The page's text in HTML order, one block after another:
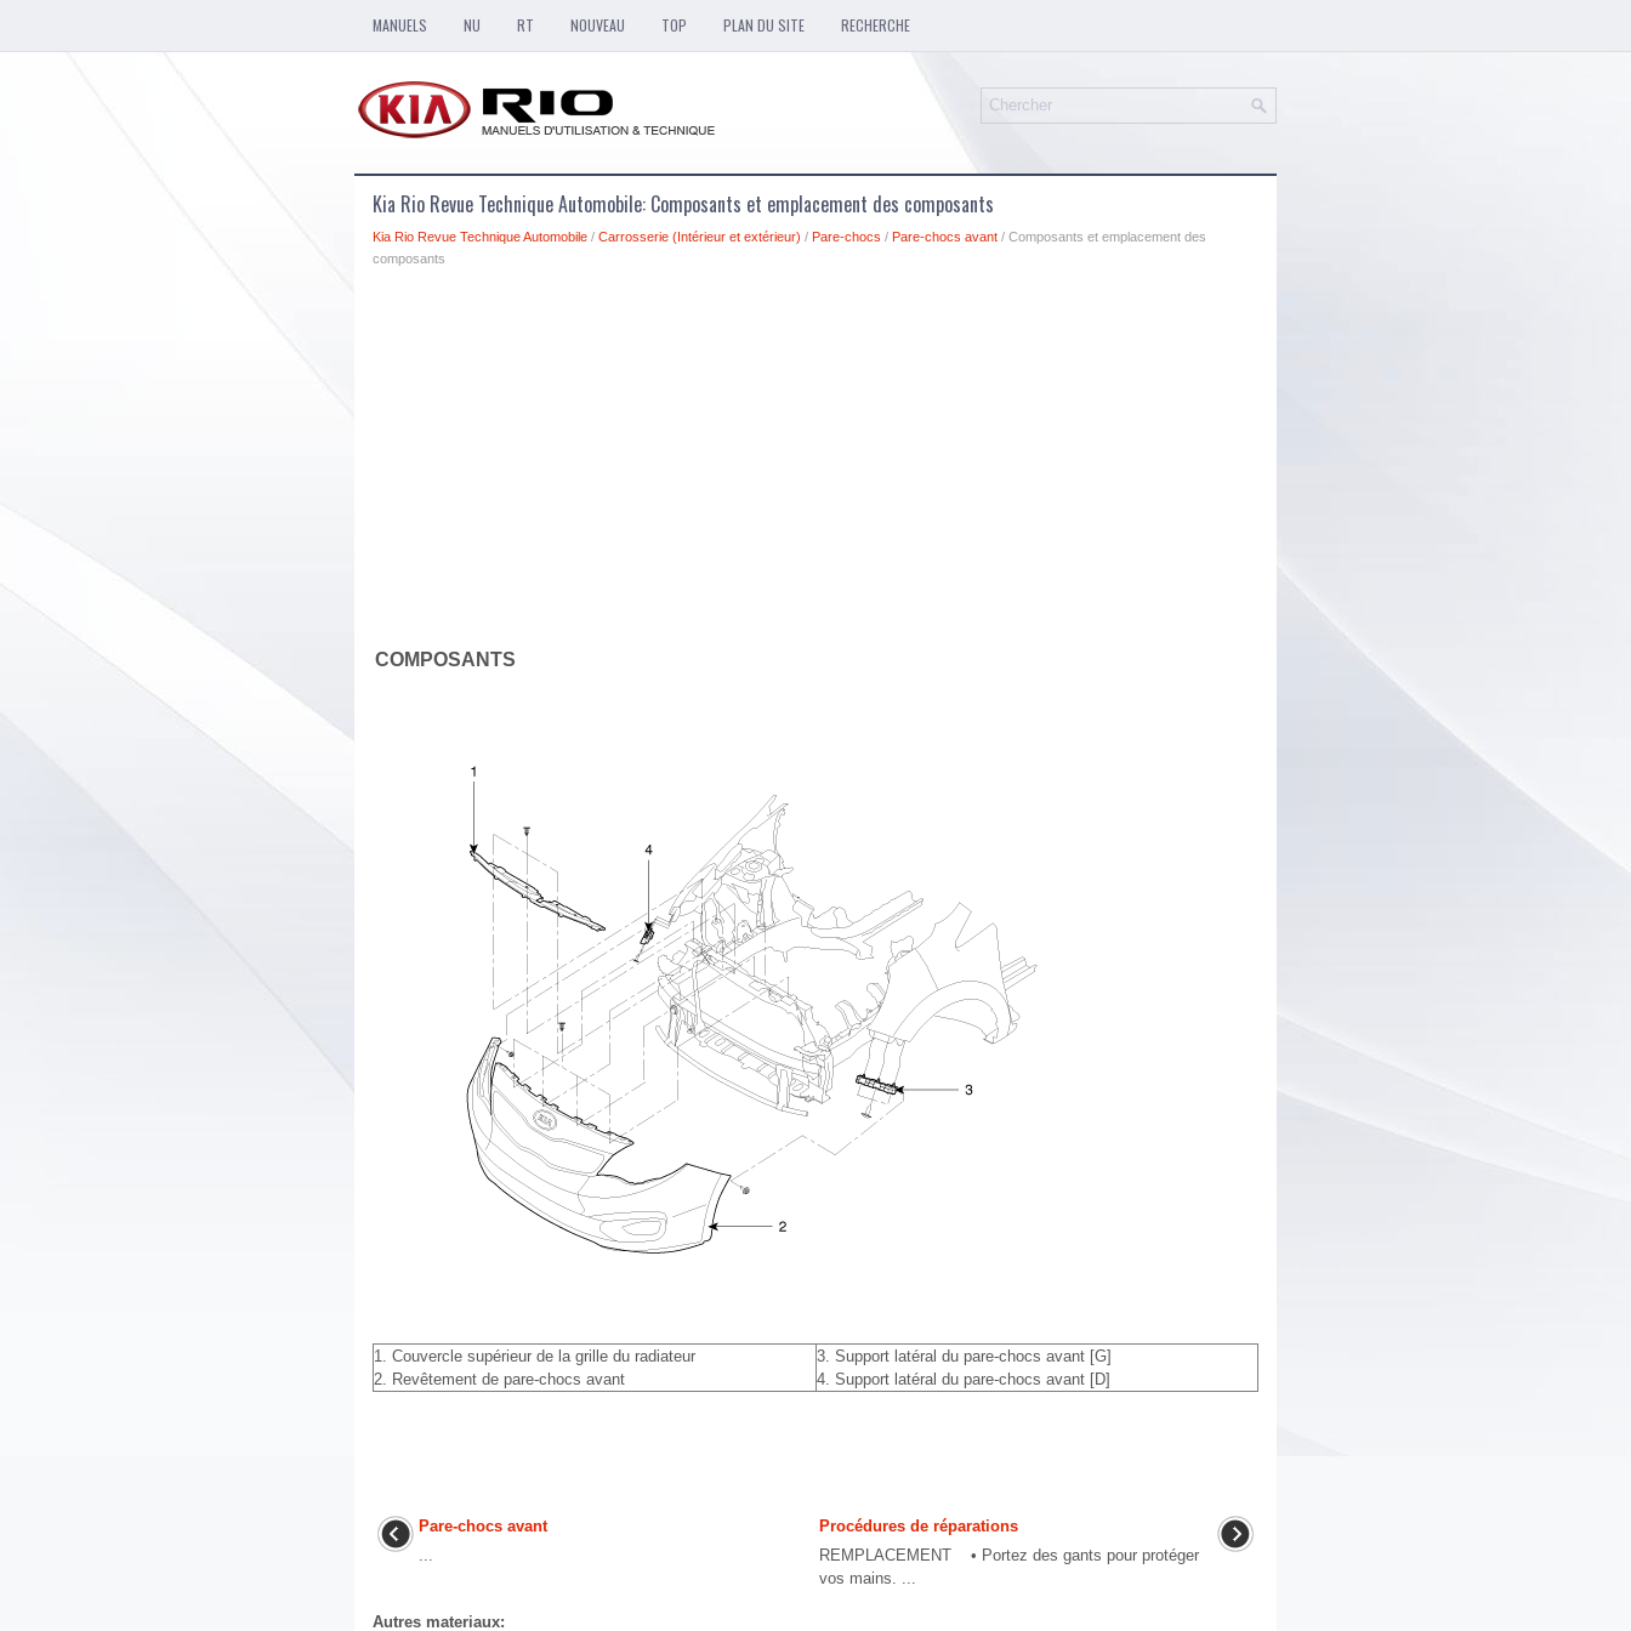
MANUELS NU RT NOUVEAU TOP PLAN DU SITE RECHERCHE
Kia Rio Revue Technique Automobile: Composants et emplacement des composants
Kia Rio Revue Technique Automobile / Carrosserie (Intérieur et extérieur) / Pare-chocs / Pare-chocs avant / Composants et emplacement des
composants
COMPOSANTS
1. Couvercle supérieur de la grille du radiateur
2. Revêtement de pare-chocs avant
3. Support latéral du pare-chocs avant [G]
4. Support latéral du pare-chocs avant [D]
Pare-chocs avant
...
Procédures de réparations
REMPLACEMENT • Portez des gants pour protéger
vos mains. ...
Autres materiaux: